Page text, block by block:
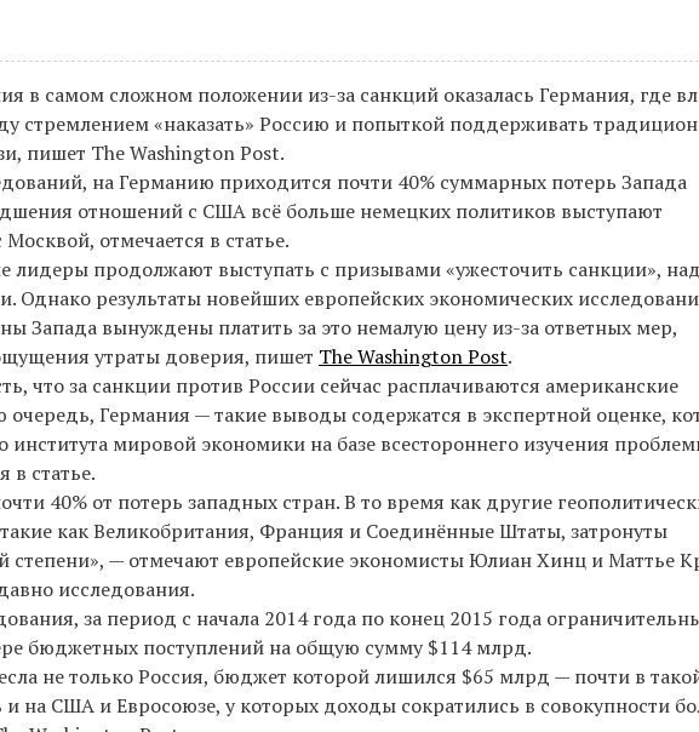
в самом сложном положении из-за санкций оказалась Германия, где
стремлением «наказать» Россию и попыткой поддерживать
пишет The Washington Post.
на Германию приходится почти 40% суммарных потерь Запада
отношений с США всё больше немецких политиков выступают
отмечается в статье.
лидеры продолжают выступать с призывами «ужесточить санкции»,
Однако результаты новейших европейских экономических
Запада вынуждены платить за это немалую цену из-за ответных мер,
утраты доверия, пишет The Washington Post.
что за санкции против России сейчас расплачиваются американские
очередь, Германия — такие выводы содержатся в экспертной оценке,
института мировой экономики на базе всестороннего изучения
в статье.
40% от потерь западных стран. В то время как другие
как Великобритания, Франция и Соединённые Штаты, затронуты
степени», — отмечают европейские экономисты Юлиан Хинц и Маттье
исследования.
за период с начала 2014 года по конец 2015 года
бюджетных поступлений на общую сумму $114 млрд.
не только Россия, бюджет которой лишился $65 млрд — почти в
и на США и Евросоюзе, у которых доходы сократились в совокупности